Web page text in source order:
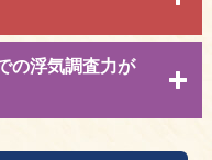
の浮気調査力が